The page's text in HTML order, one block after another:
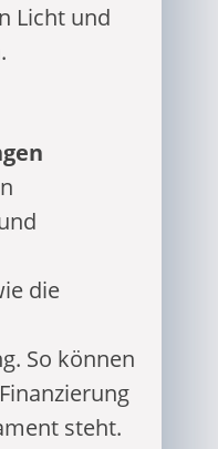
Licht und
die
So können
steht.